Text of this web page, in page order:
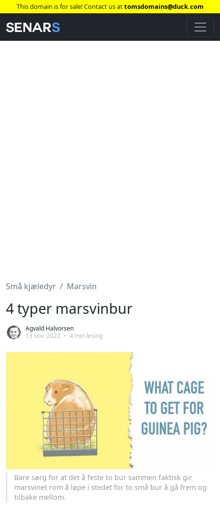
This domain is for sale! Contact us attomsdomains@duck.com
Små kjæledyr Marsvin
4 typer marsvinbur
Agvald Halvorsen
13 nov. 2022 • 4 min lesing
Bare sørg for at det å feste to bur sammen faktisk gir
marsvinet rom å løpe i stedet for to små bur å gå frem og
tilbake mellom.